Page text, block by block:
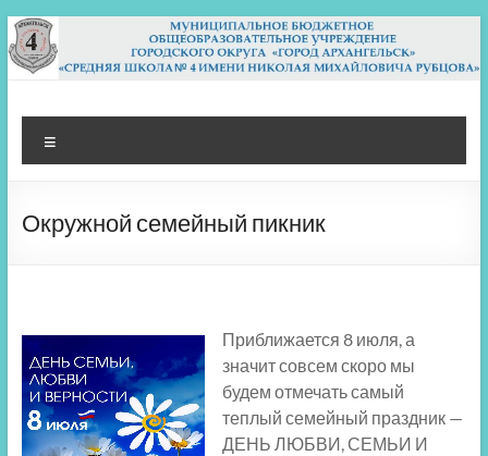
Перейти
к
содержимому
МБОУ СШ 4
Архангельск
Окружной семейный пикник
Приближается 8 июля, а
значит совсем скоро мы
будем отмечать самый
теплый семейный праздник —
ДЕНЬ ЛЮБВИ, СЕМЬИ И